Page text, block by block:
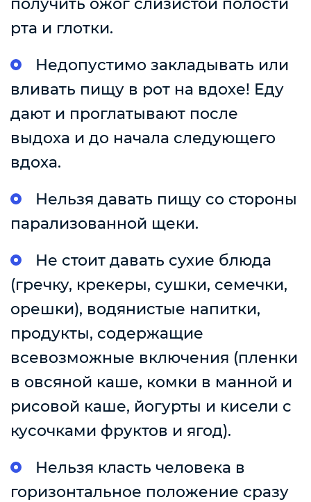
рта и глотки.
Недопустимо закладывать или
вливать пищу в рот на вдохе! Еду
дают и проглатывают после
выдоха и до начала следующего
вдоха.
Нельзя давать пищу со стороны
парализованной щеки.
Не стоит давать сухие блюда
(гречку, крекеры, сушки, семечки,
орешки), водянистые напитки,
продукты, содержащие
всевозможные включения (пленки
в овсяной каше, комки в манной и
рисовой каше, йогурты и кисели с
кусочками фруктов и ягод).
Нельзя класть человека в
горизонтальное положение сразу